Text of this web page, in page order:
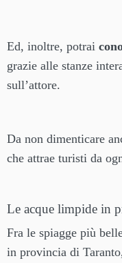
Ed, inoltre, potrai
grazie alle stanze
sull’attore.
Da non dimenticare
che attrae turisti da
Le acque limpide in
Fra le spiagge più
in provincia di